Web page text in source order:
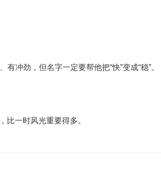
冲劲，但名字一定要帮他把“快”变成“稳”。
比一时风光重要得多。